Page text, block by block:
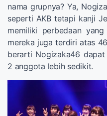
nama grupnya? Ya,
seperti AKB tetapi kanji
memiliki perbedaan
mereka juga terdiri atas
berarti Nogizaka46 dapat
2 anggota lebih sedikit.